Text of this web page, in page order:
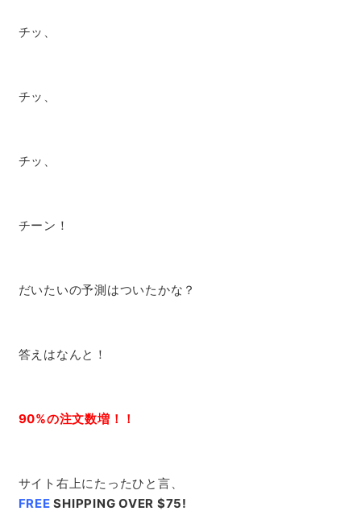
チッ、
チッ、
チッ、
チーン！
だいたいの予測はついたかな？
答えはなんと！
90%の注文数増！！
サイト右上にたったひと言、
FREE SHIPPING OVER $75!